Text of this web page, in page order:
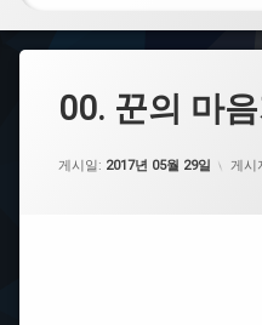
00. 꾼의 마
게시일: 2017년 05월 29일 게시